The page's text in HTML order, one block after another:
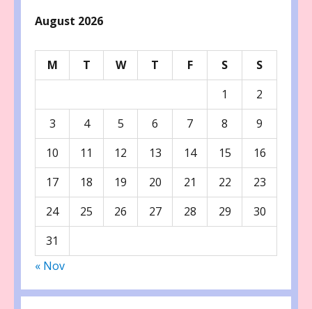
August 2026
M T W T F S
S
1
2
3
4 5 6 7 8
9
10
11 12 13 14 15
16
17
18 19 20 21 22
23
24
25 26 27 28 29
30
31
« Nov